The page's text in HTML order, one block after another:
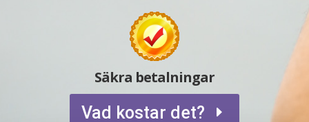
Säkra betalningar
Vad kostar det?